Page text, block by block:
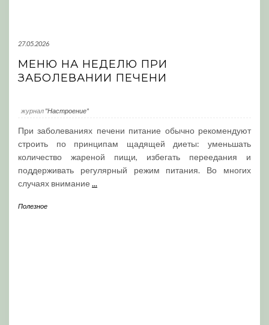
27.05.2026
МЕНЮ НА НЕДЕЛЮ ПРИ
ЗАБОЛЕВАНИИ ПЕЧЕНИ
журнал "Настроение"
При заболеваниях печени питание обычно рекомендуют
строить по принципам щадящей диеты: уменьшать
количество жареной пищи, избегать переедания и
поддерживать регулярный режим питания. Во многих
случаях внимание ...
Полезное